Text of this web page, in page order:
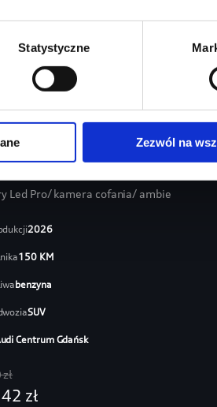
Statystyczne
Zezwól na
Led Pro/ kamera cofania/ ambiente+/
2026
150KM
benzyna
SUV
Centrum Gdańsk
zł